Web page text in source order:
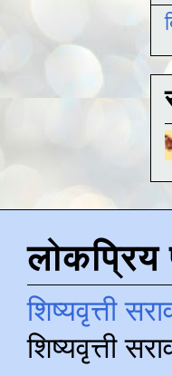
शैक्षणिक ग्रुपला
लोकप्रिय
शिष्यवृत्ती
शिष्यवृत्ती